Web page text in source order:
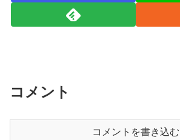
コメント
コメントを書き込む